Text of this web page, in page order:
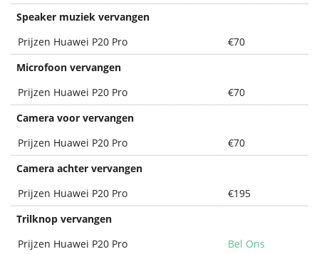
Speaker muziek vervangen
Prijzen Huawei P20 Pro
€70
Microfoon vervangen
Prijzen Huawei P20 Pro
€70
Camera voor vervangen
Prijzen Huawei P20 Pro
€70
Camera achter vervangen
Prijzen Huawei P20 Pro
€195
Trilknop vervangen
Prijzen Huawei P20 Pro
Bel Ons